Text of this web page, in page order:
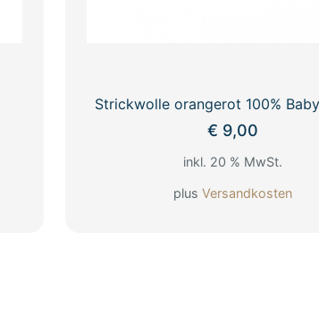
Strickwolle orangerot 100%
€ 9,00
inkl. 20 % MwSt.
plus Versandkosten